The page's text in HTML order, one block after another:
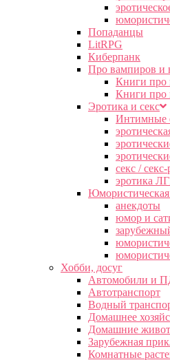
Попаданцы
LitRPG
Киберпанк
Про вампиров и
Книги про
Книги про
Эротика и секс
Интимные
секс /
эротика
Юмористическая
анекдоты
юмор и
Хобби, досуг
Автомобили и
Автотранспорт
Водный
Домашнее
Домашние
Зарубежная
Комнатные